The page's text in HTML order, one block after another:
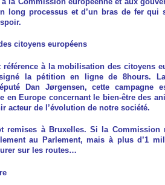
long processus et d’un bras de fer qui
citoyens européens
à la mobilisation des citoyens
la pétition en ligne de 8hours.
Dan Jørgensen, cette campagne
en Europe concernant le bien-être des
acteur de l’évolution de notre société.
remises à Bruxelles. Si la Commission
au Parlement, mais à plus d’1
sur les routes…